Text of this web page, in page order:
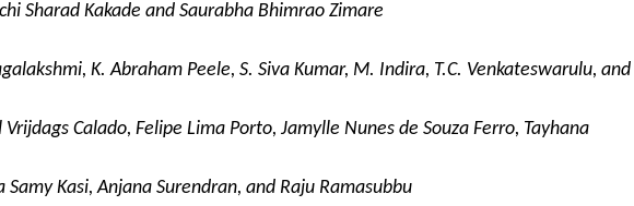
Sharad Kakade and Saurabha Bhimrao Zimare
K. Abraham Peele, S. Siva Kumar, M. Indira, T.C. Venkateswarulu, and
Vrijdags Calado, Felipe Lima Porto, Jamylle Nunes de Souza Ferro, Tayhana
Samy Kasi, Anjana Surendran, and Raju Ramasubbu